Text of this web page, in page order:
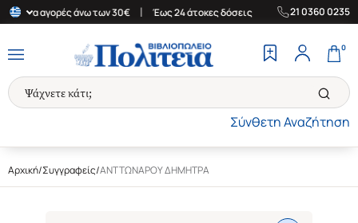
για αγορές άνω των 30€ Έως 24 άτοκες δόσεις | Δωρεάν
21 0360 0235
Σύνθετη Αναζήτηση
0
Αρχική/Συγγραφείς/ΑΝΤΤΩΝΑΡΟΥ ΔΗΜΗΤΡΑ